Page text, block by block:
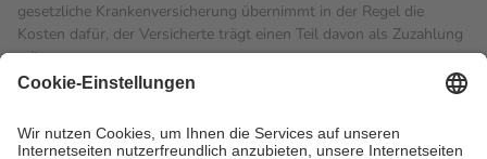
gesetzliche Krankenversicherung übernimmt in der Regel die
Kosten dafür, der Versicherte trägt einen Teil davon als Zuzahlung
mit.
Grundsätzlich leisten Mitglieder Zuzahlungen in Höhe von zehn
höchstens zehn Euro.
Es sind jedoch nie mehr als die
tatsächlichen Kosten der Leistung zu entrichten.